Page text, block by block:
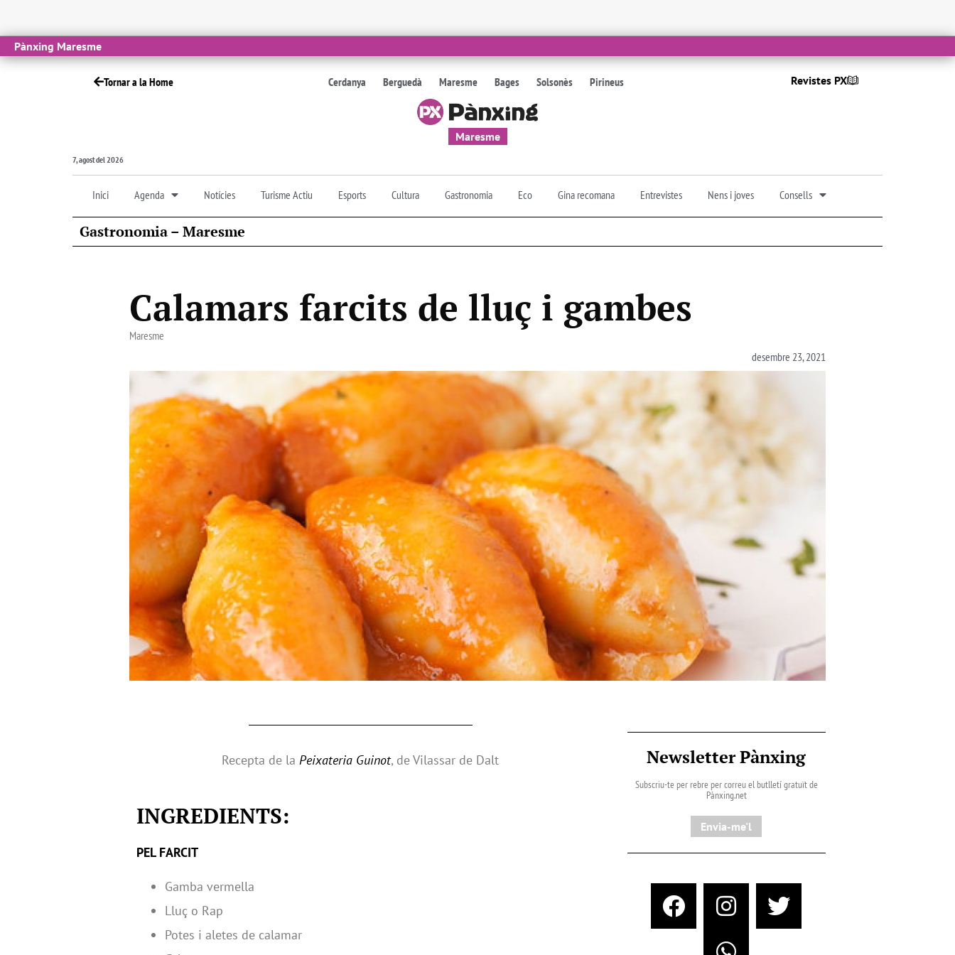
Pànxing Maresme
Tornar a la Home Cerdanya Berguedà Maresme Bages Solsonès Pirineus Revistes PX
Maresme
7, agost del 2026
Inici Agenda Notícies Turisme Actiu Esports Cultura Gastronomia Eco Gina recomana Entrevistes Nens i joves Consells
Gastronomia – Maresme
Calamars farcits de lluç i gambes
Maresme
desembre 23, 2021
Recepta de la Peixateria Guinot, de Vilassar de Dalt
INGREDIENTS:
PEL FARCIT
Gamba vermella
Lluç o Rap
Potes i aletes de calamar
Newsletter Pànxing
Subscriu-te per rebre per correu el butlletí gratuït de
Pànxing.net​
Envia-me'l